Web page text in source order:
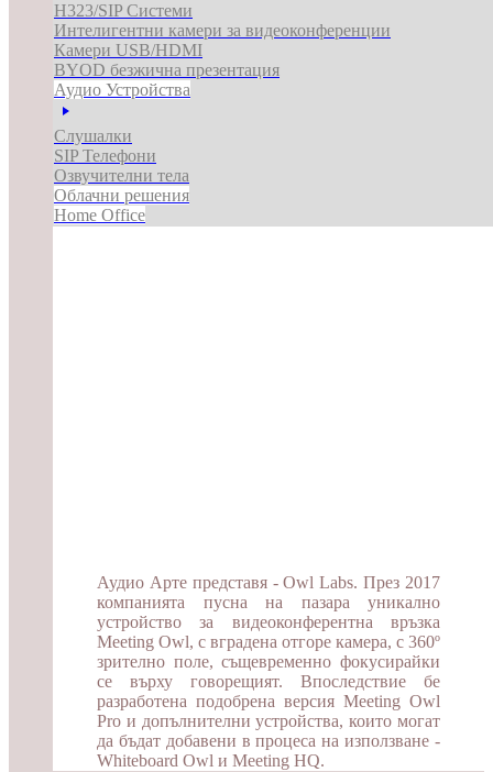
H323/SIP Системи
Интелигентни камери за видеоконференции
Камери USB/HDMI
BYOD безжична презентация
Аудио Устройства
Слушалки
SIP Телефони
Озвучителни тела
Облачни решения
Home Office
Аудио Арте представя - Owl Labs. През 2017
компанията пусна на пазара уникално
устройство за видеоконферентна връзка
Meeting Owl, с вградена отгоре камера, с 360º
зрително поле, същевременно фокусирайки
се върху говорещият. Впоследствие бе
разработена подобрена версия Meeting Owl
Pro и допълнителни устройства, които могат
да бъдат добавени в процеса на използване -
Whiteboard Owl и Meeting HQ.